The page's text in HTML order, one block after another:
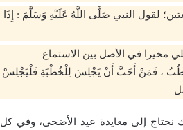
لقول النبي صَلَّى اللَّهُ عَلَيْهِ وَسَلَّمَ : إِذَا
مخيرا في الأصل بين الاستماع
نَخْطُبُ ، فَمَنْ أَحَبَّ أَنْ يَجْلِسَ لِلْخُطْبَةِ فَلْيَجْلِسْ
نحتاج إلى معايدة عيد الأضحى، وفي كل